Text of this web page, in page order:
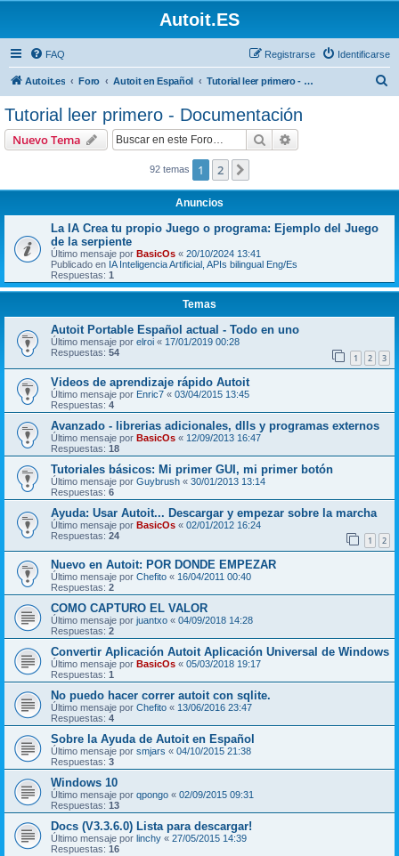
Autoit.ES
FAQ Identificarse
Registrarse
Autoit.es Foro Autoit en Español Tutorial leer primero - Documentación
Tutorial leer primero - Documentación
Nuevo Tema Buscar
92 temas 1 2
Anuncios
La IA Crea tu propio Juego o programa: Ejemplo del Juego
de la serpiente
Último mensaje por BasicOs « 20/10/2024 13:41
Publicado en IA Inteligencia Artificial, APIs bilingual Eng/Es
Respuestas: 1
Temas
Autoit Portable Español actual - Todo en uno
Último mensaje por elroi « 17/01/2019 00:28
Respuestas: 54 1 2 3
Videos de aprendizaje rápido Autoit
Último mensaje por Enric7 « 03/04/2015 13:45
Respuestas: 4
Avanzado - librerias adicionales, dlls y programas externos
Último mensaje por BasicOs « 12/09/2013 16:47
Respuestas: 18
Tutoriales básicos: Mi primer GUI, mi primer botón
Último mensaje por Guybrush « 30/01/2013 13:14
Respuestas: 6
Ayuda: Usar Autoit... Descargar y empezar sobre la marcha
Último mensaje por BasicOs « 02/01/2012 16:24
Respuestas: 24 1 2
Nuevo en Autoit: POR DONDE EMPEZAR
Último mensaje por Chefito « 16/04/2011 00:40
Respuestas: 2
COMO CAPTURO EL VALOR
Último mensaje por juantxo « 04/09/2018 14:28
Respuestas: 2
Convertir Aplicación Autoit Aplicación Universal de Windows
Último mensaje por BasicOs « 05/03/2018 19:17
Respuestas: 1
No puedo hacer correr autoit con sqlite.
Último mensaje por Chefito « 13/06/2016 23:47
Respuestas: 4
Sobre la Ayuda de Autoit en Español
Último mensaje por smjars « 04/10/2015 21:38
Respuestas: 3
Windows 10
Último mensaje por qpongo « 02/09/2015 09:31
Respuestas: 13
Docs (V3.3.6.0) Lista para descargar!
Último mensaje por linchy « 27/05/2015 14:39
Respuestas: 16